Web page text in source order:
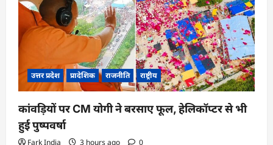
उत्तर प्रदेश प्रादेशिक राजनीति राष्ट्रीय
कांवड़ियों पर CM योगी ने बरसाए फूल, हेलिकॉप्टर से भी
हुई पुष्पवर्षा
Fark India 3 hours ago 0